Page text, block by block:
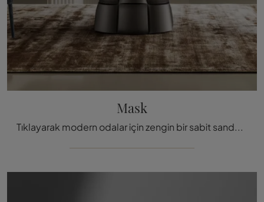
Mask
Tıklayarak modern odalar için zengin bir sabit sandalye kataloğunu keşfedin: Bonaldo'nun Mask modeli seni bek